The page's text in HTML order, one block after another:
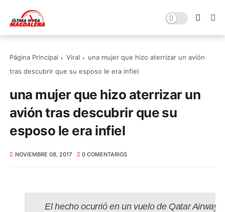
Página Principal Viral
una mujer que hizo aterrizar un avión
tras descubrir que su esposo le era infiel
una mujer que hizo aterrizar un
avión tras descubrir que su
esposo le era infiel
NOVIEMBRE 08, 2017 0 COMENTARIOS
El hecho ocurrió en un vuelo de Qatar Airways